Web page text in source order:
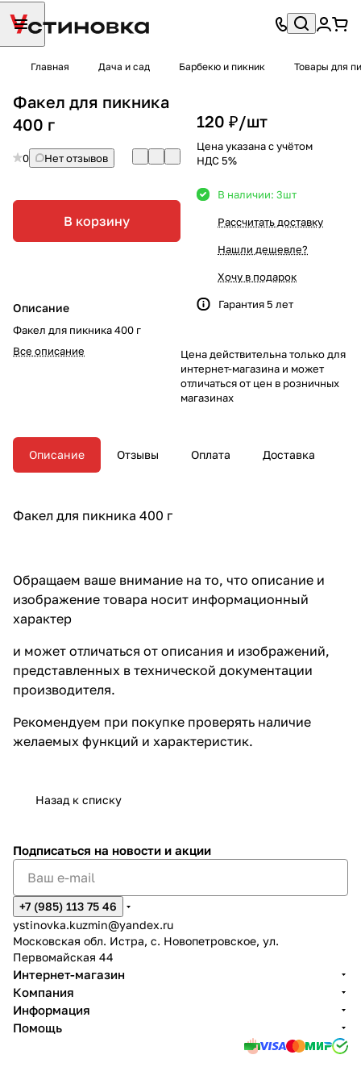
Главная Дача и сад Барбекю и пикник Товары для
Факел для пикника
400 г
0 Нет отзывов
В корзину
Описание
Факел для пикника 400 г
Все описание
120 ₽/шт
Цена указана с учётом
НДС 5%
В наличии: 3шт
Рассчитать доставку
Нашли дешевле?
Хочу в подарок
Гарантия 5 лет
Цена действительна только для
интернет-магазина и может
отличаться от цен в розничных
магазинах
Описание Отзывы Оплата Доставка
Факел для пикника 400 г
Обращаем ваше внимание на то, что описание и
изображение товара носит информационный
характер
и может отличаться от описания и изображений,
представленных в технической документации
производителя.
Рекомендуем при покупке проверять наличие
желаемых функций и характеристик.
Назад к списку
Подписаться на новости и акции
+7 (985) 113 75 46
ystinovka.kuzmin@yandex.ru
Московская обл. Истра, с. Новопетровское, ул.
Первомайская 44
Интернет-магазин
Компания
Информация
Помощь